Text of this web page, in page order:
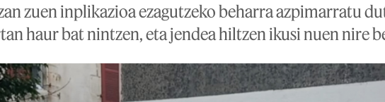
zuen inplikazioa ezagutzeko beharra azpimarratu
haur bat nintzen, eta jendea hiltzen ikusi nuen nire